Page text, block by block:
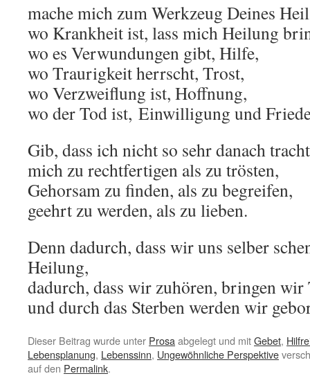
mache mich zum Werkzeug Deines
wo Krankheit ist, lass mich Heilung
wo es Verwundungen gibt, Hilfe,
wo Traurigkeit herrscht, Trost,
wo Verzweiflung ist, Hoffnung,
wo der Tod ist, Einwilligung und
Gib, dass ich nicht so sehr danach
mich zu rechtfertigen als zu trösten,
Gehorsam zu finden, als zu begreifen,
geehrt zu werden, als zu lieben.
Denn dadurch, dass wir uns selber
Heilung,
dadurch, dass wir zuhören, bringen wir
und durch das Sterben werden wir
Dieser Beitrag wurde unter Prosa abgelegt und mitGebet,
Lebensplanung, Lebenssinn, Ungewöhnliche Perspektive
auf den Permalink.